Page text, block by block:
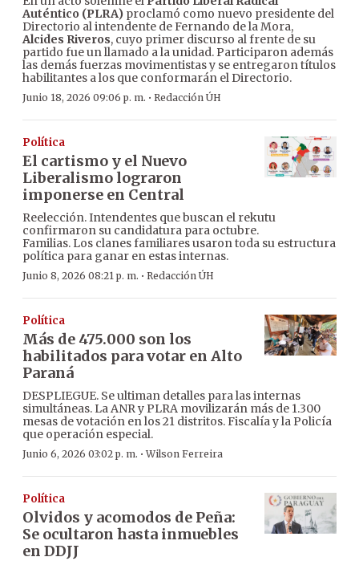
Auténtico (PLRA) proclamó como nuevo presidente del
Directorio al intendente de Fernando de la Mora,
Alcides Riveros, cuyo primer discurso al frente de su
partido fue un llamado a la unidad. Participaron además
las demás fuerzas movimentistas y se entregaron títulos
habilitantes a los que conformarán el Directorio.
Junio 18, 2026 09:06 p. m. · Redacción ÚH
Política
El cartismo y el Nuevo
Liberalismo lograron
imponerse en Central
Reelección. Intendentes que buscan el rekutu
confirmaron su candidatura para octubre.
Familias. Los clanes familiares usaron toda su estructura
política para ganar en estas internas.
Junio 8, 2026 08:21 p. m. · Redacción ÚH
Política
Más de 475.000 son los
habilitados para votar en Alto
Paraná
DESPLIEGUE. Se ultiman detalles para las internas
simultáneas. La ANR y PLRA movilizarán más de 1.300
mesas de votación en los 21 distritos. Fiscalía y la Policía
que operación especial.
Junio 6, 2026 03:02 p. m. ·Wilson Ferreira
Política
Olvidos y acomodos de Peña:
Se ocultaron hasta inmuebles
en DDJJ